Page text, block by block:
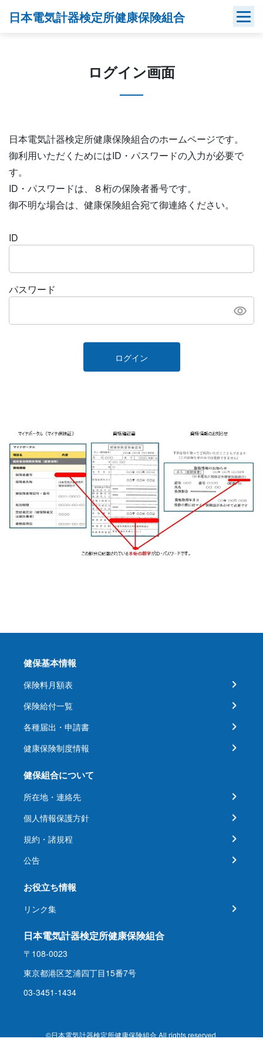
日本電気計器検定所健康保険組合
ログイン画面
日本電気計器検定所健康保険組合のホームページです。
御利用いただくためにはID・パスワードの入力が必要で
す。
ID・パスワードは、８桁の保険者番号です。
御不明な場合は、健康保険組合宛て御連絡ください。
ID
パスワード
ログイン
健保基本情報
保険料月額表
保険給付一覧
各種届出・申請書
健康保険制度情報
健保組合について
所在地・連絡先
個人情報保護方針
規約・諸規程
公告
お役立ち情報
リンク集
日本電気計器検定所健康保険組合
〒108-0023
東京都港区芝浦四丁目15番7号
03-3451-1434
©日本電気計器検定所健康保険組合 All rights reserved.